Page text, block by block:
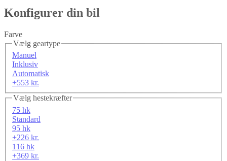
Konfigurer din bil
Farve
Vælg geartype
Manuel
Inklusiv
Automatisk
+553 kr.
Vælg hestekræfter
75 hk
Standard
95 hk
+226 kr.
116 hk
+369 kr.